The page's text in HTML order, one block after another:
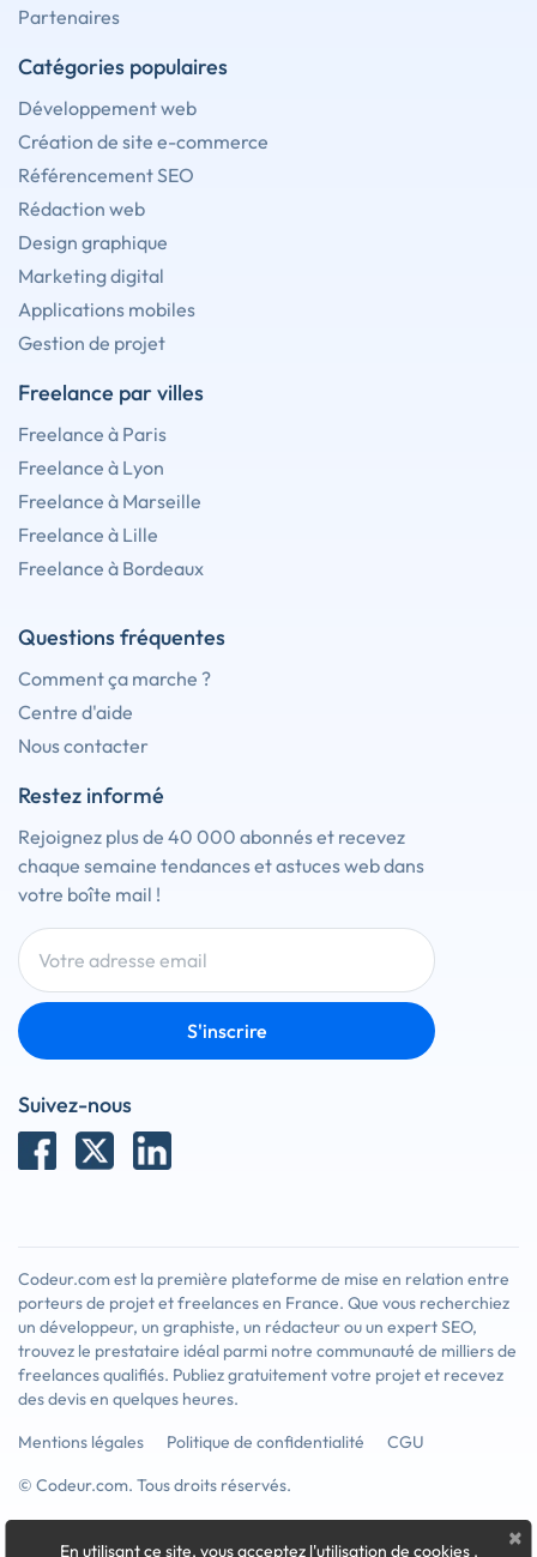
Partenaires
Catégories populaires
Développement web
Création de site e-commerce
Référencement SEO
Rédaction web
Design graphique
Marketing digital
Applications mobiles
Gestion de projet
Freelance par villes
Freelance à Paris
Freelance à Lyon
Freelance à Marseille
Freelance à Lille
Freelance à Bordeaux
Questions fréquentes
Comment ça marche ?
Centre d'aide
Nous contacter
Restez informé
Rejoignez plus de 40 000 abonnés et recevez
chaque semaine tendances et astuces web dans
votre boîte mail !
S'inscrire
Suivez-nous
Codeur.com est la première plateforme de mise en relation entre
porteurs de projet et freelances en France. Que vous recherchiez
un développeur, un graphiste, un rédacteur ou un expert SEO,
trouvez le prestataire idéal parmi notre communauté de milliers de
freelances qualifiés. Publiez gratuitement votre projet et recevez
des devis en quelques heures.
Mentions légales
Politique de confidentialité
CGU
© Codeur.com. Tous droits réservés.
×
En utilisant ce site, vous acceptez l'utilisation de cookies .